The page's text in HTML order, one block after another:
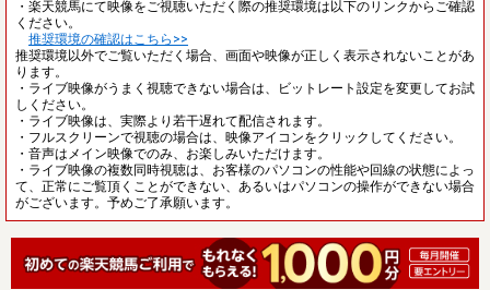
・楽天競馬にて映像をご視聴いただく際の推奨環境は以下のリンクからご確認
ください。
推奨環境の確認はこちら>>
推奨環境以外でご覧いただく場合、画面や映像が正しく表示されないことがあ
ります。
・ライブ映像がうまく視聴できない場合は、ビットレート設定を変更してお試
しください。
・ライブ映像は、実際より若干遅れて配信されます。
・フルスクリーンで視聴の場合は、映像アイコンをクリックしてください。
・音声はメイン映像でのみ、お楽しみいただけます。
・ライブ映像の複数同時視聴は、お客様のパソコンの性能や回線の状態によっ
て、正常にご覧頂くことができない、あるいはパソコンの操作ができない場合
がございます。予めご了承願います。